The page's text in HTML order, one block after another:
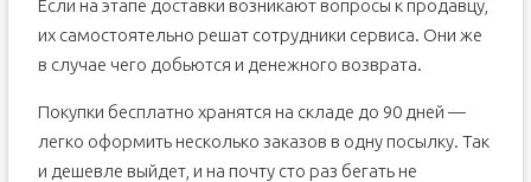
Если на этапе доставки возникают вопросы к продавцу,
их самостоятельно решат сотрудники сервиса. Они же
в случае чего добьются и денежного возврата.
Покупки бесплатно хранятся на складе до 90 дней —
легко оформить несколько заказов в одну посылку. Так
и дешевле выйдет, и на почту сто раз бегать не